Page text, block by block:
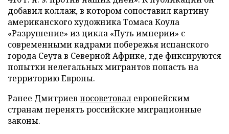
добавил коллаж, в котором сопоставил картину
американского художника Томаса Коула
«Разрушение» из цикла «Путь империи» с
современными кадрами побережья испанского
города Сеута в Северной Африке, где фиксируются
попытки нелегальных мигрантов попасть на
территорию Европы.
Ранее Дмитриев посоветовал европейским
странам перенять российские миграционные
законы.